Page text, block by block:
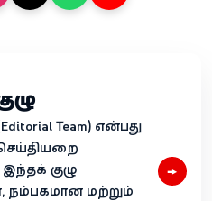
(Editorial Team) என்பது
குழு
நம்பகமான மற்றும்
→